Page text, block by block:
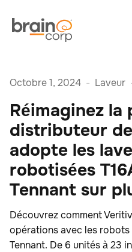
Octobre 1, 2024 - Laveur
Réimaginez
distributeur
adopte les
robotisées
Tennant sur
Découvrez comment
opérations avec les robots
Tennant. De 6 unités à 23